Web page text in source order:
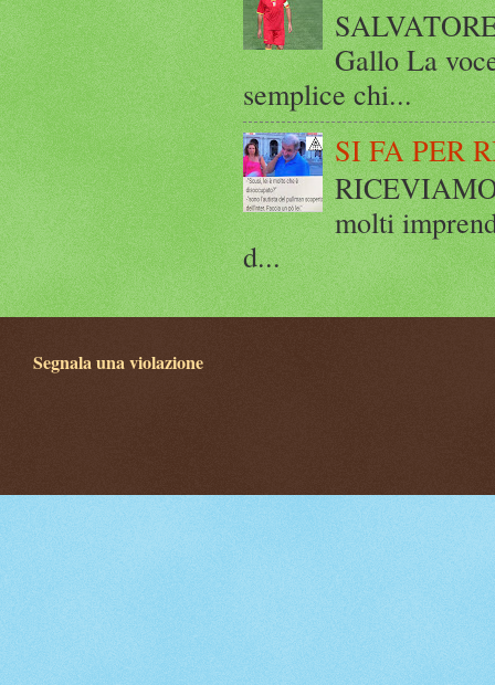
Gallo La
semplice chi...
SI FA PER
molti
d...
Segnala una violazione